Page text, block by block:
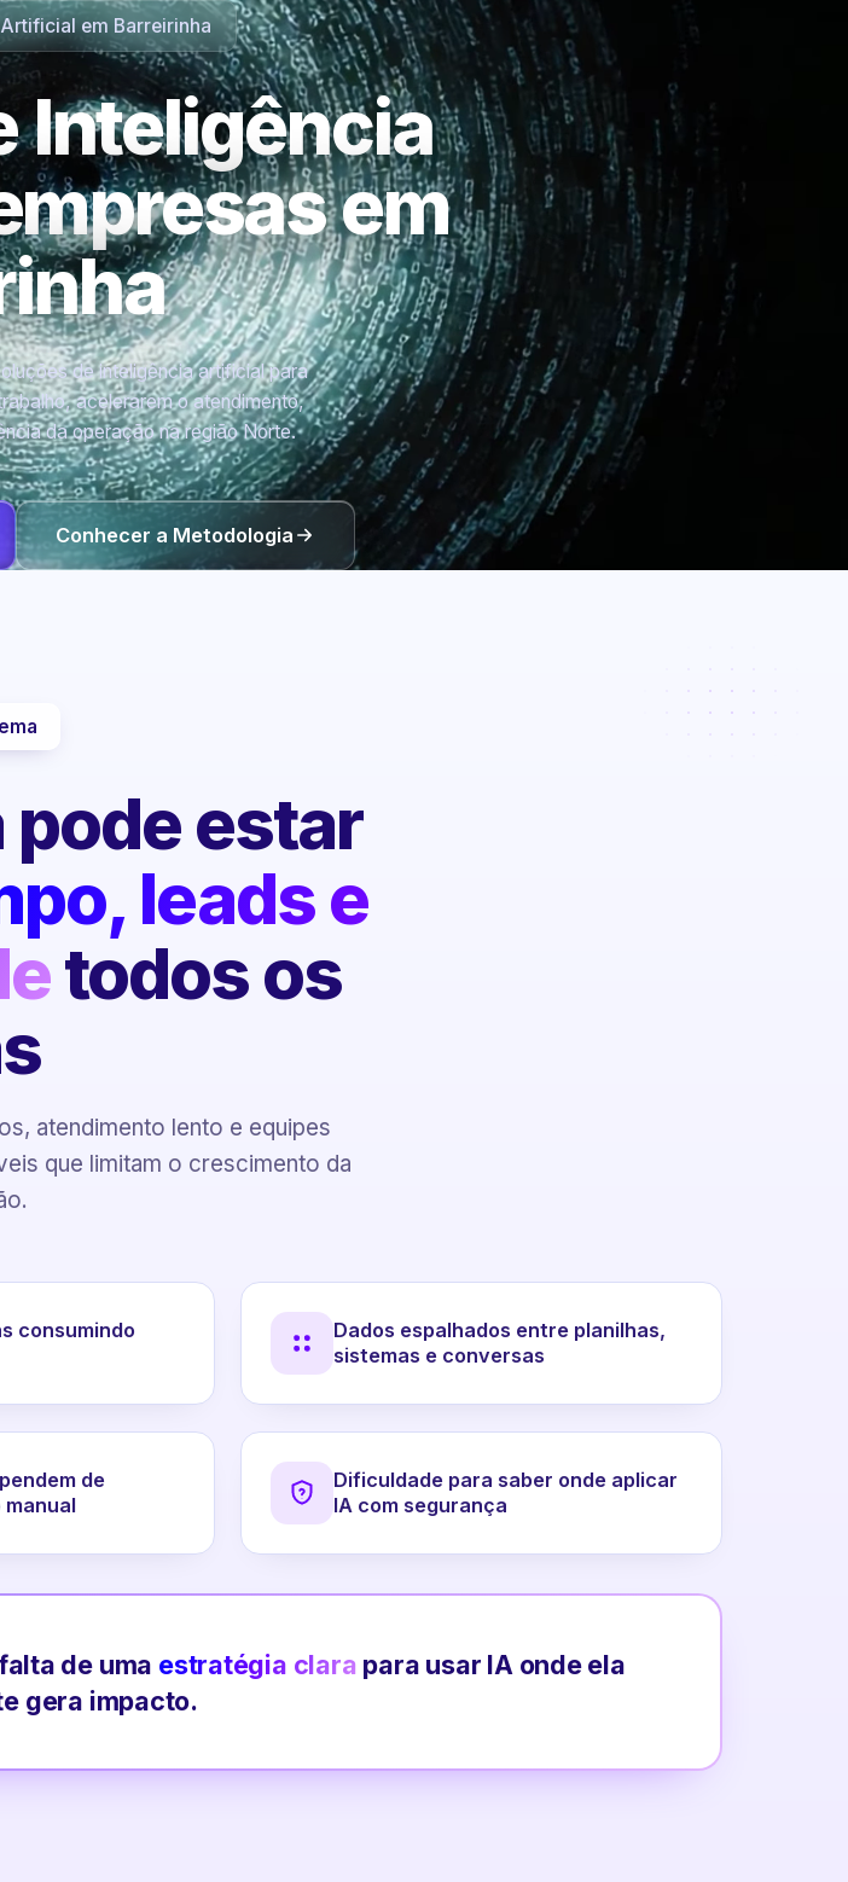
em Barreirinha
Inteligência
em
de inteligência artificial para
acelerarem o atendimento,
da operação na região Norte.
Conhecer a Metodologia
pode estar
leads e
todos os
atendimento lento e equipes
que limitam o crescimento da
consumindo
Dados espalhados entre planilhas,
sistemas e conversas
de
Dificuldade para saber onde aplicar
IA com segurança
de uma estratégia clara para usar IA onde ela
gera impacto.